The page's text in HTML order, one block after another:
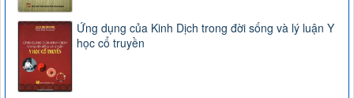
Ứng dụng của Kinh Dịch trong đời sống và lý luận Y
học cổ truyền